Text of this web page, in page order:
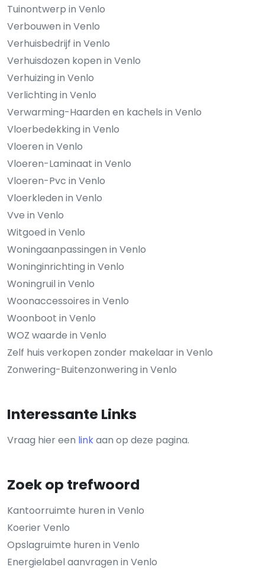
Tuinontwerp in Venlo
Verbouwen in Venlo
Verhuisbedrijf in Venlo
Verhuisdozen kopen in Venlo
Verhuizing in Venlo
Verlichting in Venlo
Verwarming-Haarden en kachels in Venlo
Vloerbedekking in Venlo
Vloeren in Venlo
Vloeren-Laminaat in Venlo
Vloeren-Pvc in Venlo
Vloerkleden in Venlo
Vve in Venlo
Witgoed in Venlo
Woningaanpassingen in Venlo
Woninginrichting in Venlo
Woningruil in Venlo
Woonaccessoires in Venlo
Woonboot in Venlo
WOZ waarde in Venlo
Zelf huis verkopen zonder makelaar in Venlo
Zonwering-Buitenzonwering in Venlo
Interessante Links
Vraag hier een linkaan op deze pagina.
Zoek op trefwoord
Kantoorruimte huren in Venlo
Koerier Venlo
Opslagruimte huren in Venlo
Energielabel aanvragen in Venlo